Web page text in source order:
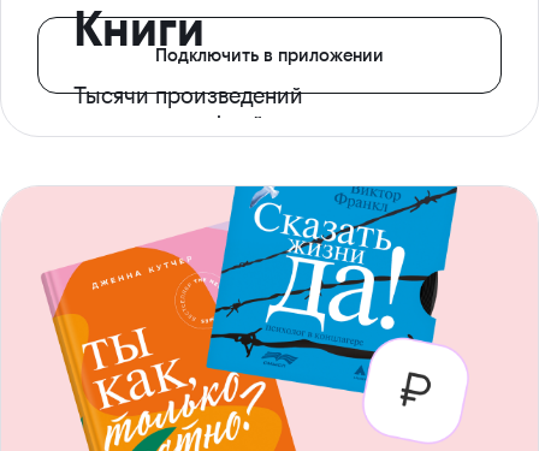
Книги
Тысячи произведений
с доступом офлайн
Подключить в приложении